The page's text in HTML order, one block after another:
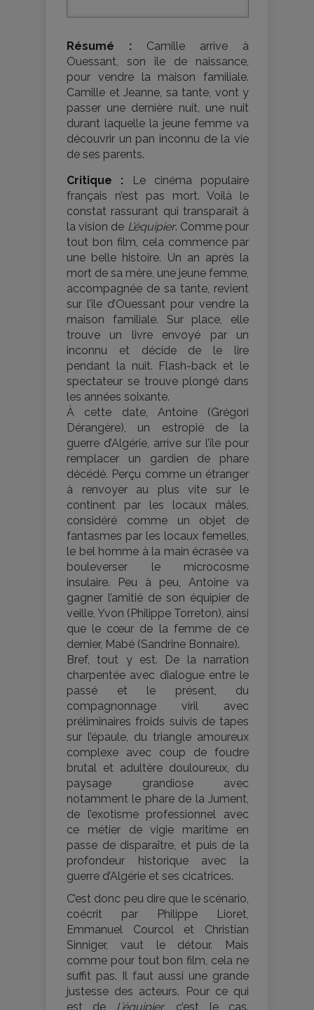
Résumé : Camille arrive à
Ouessant, son île de naissance,
pour vendre la maison familiale.
Camille et Jeanne, sa tante, vont y
passer une dernière nuit, une nuit
durant laquelle la jeune femme va
découvrir un pan inconnu de la vie
de ses parents.
Critique : Le cinéma populaire
français n’est pas mort. Voilà le
constat rassurant qui transparaît à
la vision de L’équipier. Comme pour
tout bon film, cela commence par
une belle histoire. Un an après la
mort de sa mère, une jeune femme,
accompagnée de sa tante, revient
sur l’île d’Ouessant pour vendre la
maison familiale. Sur place, elle
trouve un livre envoyé par un
inconnu et décide de le lire
pendant la nuit. Flash-back et le
spectateur se trouve plongé dans
les années soixante.
À cette date, Antoine (Grégori
Dérangère), un estropié de la
guerre d’Algérie, arrive sur l’île pour
remplacer un gardien de phare
décédé. Perçu comme un étranger
à renvoyer au plus vite sur le
continent par les locaux mâles,
considéré comme un objet de
fantasmes par les locaux femelles,
le bel homme à la main écrasée va
bouleverser le microcosme
insulaire. Peu à peu, Antoine va
gagner l’amitié de son équipier de
veille, Yvon (Philippe Torreton), ainsi
que le cœur de la femme de ce
dernier, Mabé (Sandrine Bonnaire).
Bref, tout y est. De la narration
charpentée avec dialogue entre le
passé et le présent, du
compagnonnage viril avec
préliminaires froids suivis de tapes
sur l’épaule, du triangle amoureux
complexe avec coup de foudre
brutal et adultère douloureux, du
paysage grandiose avec
notamment le phare de la Jument,
de l’exotisme professionnel avec
ce métier de vigie maritime en
passe de disparaître, et puis de la
profondeur historique avec la
guerre d’Algérie et ses cicatrices.
C’est donc peu dire que le scénario,
coécrit par Philippe Lioret,
Emmanuel Courcol et Christian
Sinniger, vaut le détour. Mais
comme pour tout bon film, cela ne
suffit pas. Il faut aussi une grande
justesse des acteurs. Pour ce qui
est de
L’équipier, c’est le cas.